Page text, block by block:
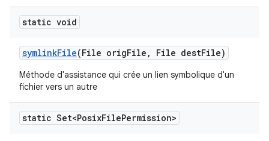
static void
symlinkFile(File origFile , File destFile)
Méthode d'assistance qui crée un lien symbolique d'un
fichier vers un autre
static Set<PosixFilePermission>